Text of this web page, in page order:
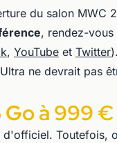
du salon MWC
, rendez-
, YouTube et Twitter).
ne devrait pas
Go à 999 €
Toutefois,